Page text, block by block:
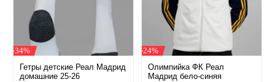
-34%
Гетры детские Реал Мадрид
домашние 25-26
-24%
Олимпийка ФК Реал
Мадрид бело-синяя